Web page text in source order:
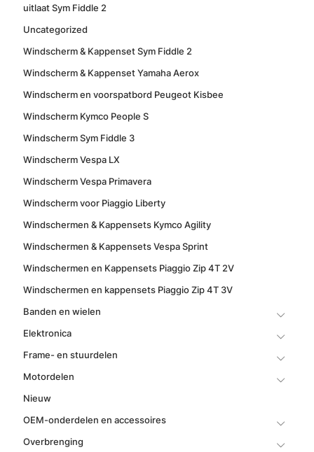
uitlaat Sym Fiddle 2
Uncategorized
Windscherm & Kappenset Sym Fiddle 2
Windscherm & Kappenset Yamaha Aerox
Windscherm en voorspatbord Peugeot Kisbee
Windscherm Kymco People S
Windscherm Sym Fiddle 3
Windscherm Vespa LX
Windscherm Vespa Primavera
Windscherm voor Piaggio Liberty
Windschermen & Kappensets Kymco Agility
Windschermen & Kappensets Vespa Sprint
Windschermen en Kappensets Piaggio Zip 4T 2V
Windschermen en kappensets Piaggio Zip 4T 3V
Banden en wielen
Elektronica
Frame- en stuurdelen
Motordelen
Nieuw
OEM-onderdelen en accessoires
Overbrenging